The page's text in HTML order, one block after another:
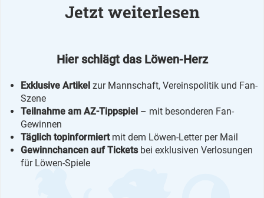
Jetzt weiterlesen
Hier schlägt das Löwen-Herz
Exklusive Artikel zur Mannschaft, Vereinspolitik und Fan-
Szene
Teilnahme am AZ-Tippspiel – mit besonderen Fan-
Gewinnen
Täglich topinformiertmit dem Löwen-Letter per Mail
Gewinnchancen auf Ticketsbei exklusiven Verlosungen
für Löwen-Spiele